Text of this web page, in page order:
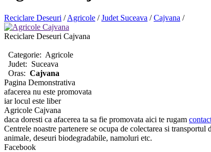
Reciclare Deseuri /Agricole /Judet Suceava /Cajvana /
Reciclare Deseuri Cajvana
Categorie: Agricole
Judet: Suceava
Oras: Cajvana
Pagina Demonstrativa
afacerea nu este promovata
iar locul este liber
Agricole Cajvana
daca doresti ca afacerea ta sa fie promovata aici te rugam
Centrele noastre partenere se ocupa de colectarea si
animale, deseuri biodegradabile, namoluri etc.
Facebook